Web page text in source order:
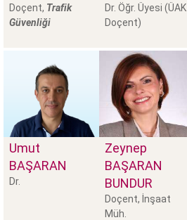
Doçent, Trafik
Güvenliği
Dr. Öğr. Üyesi (ÜAK
Doçent)
Umut
BAŞARAN
Dr.
Zeynep
BAŞARAN
BUNDUR
Doçent, İnşaat
Müh.